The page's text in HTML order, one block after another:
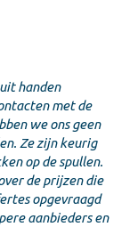
handen
met de
we ons geen
Ze zijn keurig
op de spullen.
de prijzen die
opgevraagd
aanbieders en